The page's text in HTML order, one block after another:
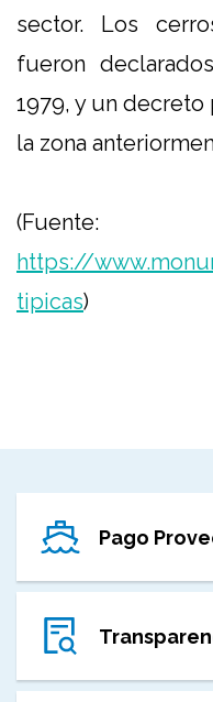
sector. Los
fueron
1979, y un
la zona
(Fuente:
https://
tipicas)
Pago